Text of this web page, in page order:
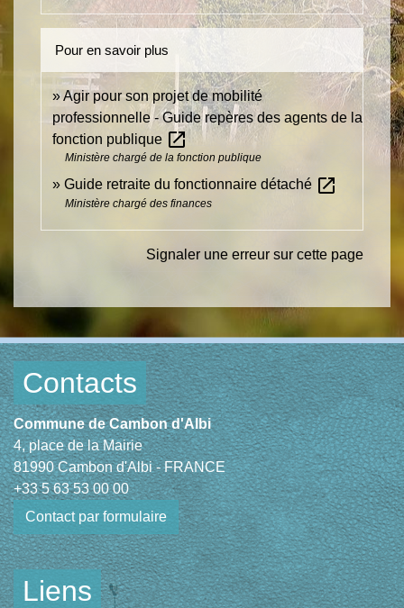
Pour en savoir plus
Agir pour son projet de mobilité
professionnelle - Guide repères des agents de la
fonction publique open_in_new
Ministère chargé de la fonction publique
Guide retraite du fonctionnaire détaché open_in_new
Ministère chargé des finances
Signaler une erreur sur cette page
Contacts
Commune de Cambon d'Albi
4, place de la Mairie
81990 Cambon d'Albi - FRANCE
+33 5 63 53 00 00
Contact par formulaire
Liens